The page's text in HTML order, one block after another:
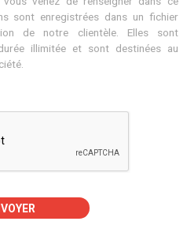
sont enregistrées dans un fichier
de notre clientèle. Elles sont
illimitée et sont destinées au